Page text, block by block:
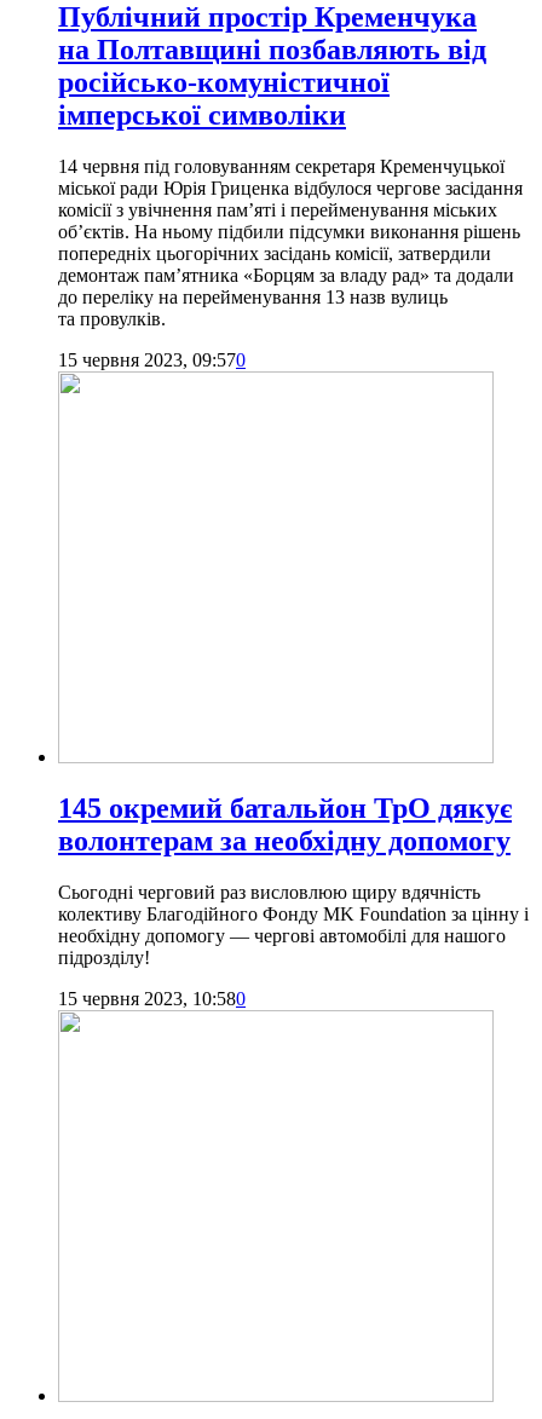
Публічний простір Кременчука
на Полтавщині позбавляють від
російсько-комуністичної
імперської символіки
14 червня під головуванням секретаря Кременчуцької
міської ради Юрія Гриценка відбулося чергове засідання
комісії з увічнення пам’яті і перейменування міських
об’єктів. На ньому підбили підсумки виконання рішень
попередніх цьогорічних засідань комісії, затвердили
демонтаж пам’ятника «Борцям за владу рад» та додали
до переліку на перейменування 13 назв вулиць
та провулків.
15 червня 2023, 09:570
145 окремий батальйон ТрО дякує
волонтерам за необхідну допомогу
Сьогодні черговий раз висловлюю щиру вдячність
колективу Благодійного Фонду MK Foundation за цінну і
необхідну допомогу — чергові автомобілі для нашого
підрозділу!
15 червня 2023, 10:580